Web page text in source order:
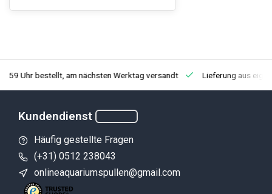
Uhr bestellt, am nächsten Werktag versandt Lieferung aus
Kundendienst
Häufig gestellte Fragen
(+31) 0512 238043
onlineaquariumspullen@gmail.com